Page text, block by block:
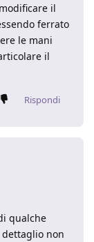
il
ferrato
le mani
il
Rispondi
qualche
non